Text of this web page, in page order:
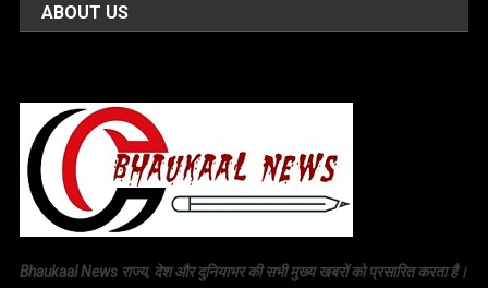
ABOUT US
Bhaukaal News राज्य, देश और दुनियाभर की सभी मुख्य खबरों को प्रसारित करता है।